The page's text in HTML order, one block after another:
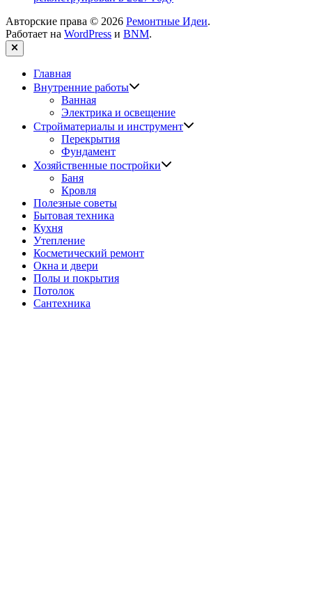
Авторские права © 2026 Ремонтные Идеи.
Работает на WordPress и BNM.
Закрыть
Главная
Внутренние работы
Ванная
Электрика и освещение
Стройматериалы и инструмент
Перекрытия
Фундамент
Хозяйственные постройки
Баня
Кровля
Полезные советы
Бытовая техника
Кухня
Утепление
Косметический ремонт
Окна и двери
Полы и покрытия
Потолок
Сантехника